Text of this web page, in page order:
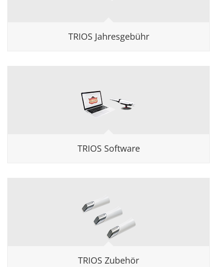
TRIOS Jahresgebühr
TRIOS Software
TRIOS Zubehör